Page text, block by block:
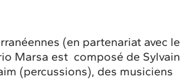
(en partenariat avec le
Marsa est composé de Sylvain
(percussions), des musiciens